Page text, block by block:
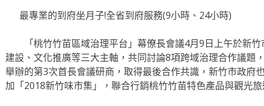
最專業的到府坐月子!全省到府服務(9小時、24小時)
「桃竹竹苗區域治理平台」幕僚長會議4月9日上午於新竹
建設、文化推廣等三大主軸，共同討論8項跨域治理合作議題
舉辦的第3次首長會議研商，取得最後合作共識，新竹市政府
加「2018新竹味市集」，聯合行銷桃竹竹苗特色產品與觀光